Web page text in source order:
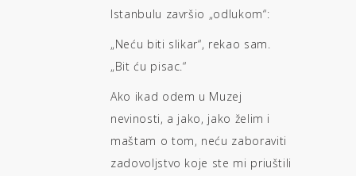
Istanbulu završio „odlukom“:
„Neću biti slikar“, rekao sam.
„Bit ću pisac.“
Ako ikad odem u Muzej
nevinosti, a jako, jako želim i
maštam o tom, neću zaboraviti
zadovoljstvo koje ste mi priuštili